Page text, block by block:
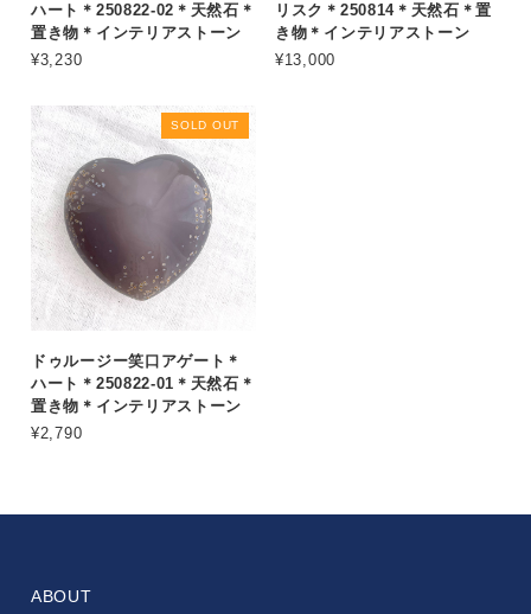
ハート＊250822-02＊天然石＊
置き物＊インテリアストーン
¥3,230
リスク＊250814＊天然石＊置
き物＊インテリアストーン
¥13,000
SOLD OUT
ドゥルージー笑口アゲート＊
ハート＊250822-01＊天然石＊
置き物＊インテリアストーン
¥2,790
ABOUT